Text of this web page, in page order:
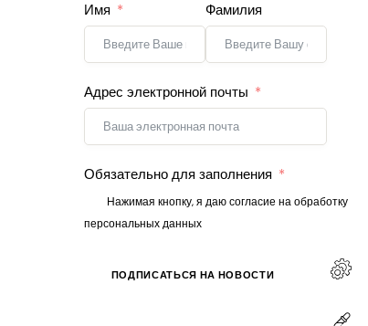
Имя Фамилия
Адрес электронной почты
Обязательно для заполнения
Нажимая кнопку, я даю согласие на обработку
персональных данных
ПОДПИСАТЬСЯ НА НОВОСТИ